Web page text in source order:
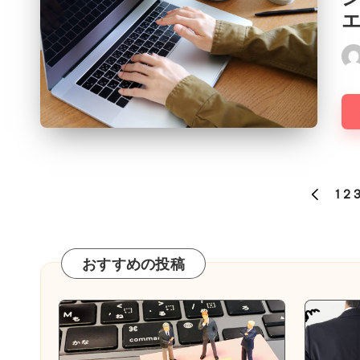
の
ペ
ー
PREVIOUS
1 2 3
おすすめの投稿